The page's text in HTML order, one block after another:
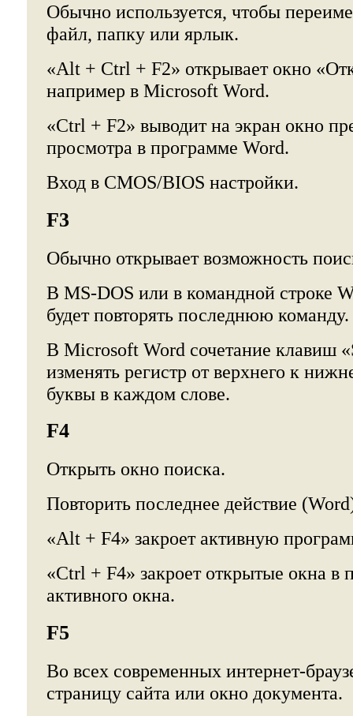
Обычно используется, чтобы
файл, папку или ярлык.
«Alt + Ctrl + F2» открывает окно
например в Microsoft Word.
«Ctrl + F2» выводит на экран окно
просмотра в программе Word.
Вход в CMOS/BIOS настройки.
F3
Обычно открывает возможность
В MS-DOS или в командной строке
будет повторять последнюю команду.
В Microsoft Word сочетание клавиш
изменять регистр от верхнего к
буквы в каждом слове.
F4
Открыть окно поиска.
Повторить последнее действие
«Alt + F4» закроет активную
«Ctrl + F4» закроет открытые окна в
активного окна.
F5
Во всех современных интернет-
страницу сайта или окно документа.